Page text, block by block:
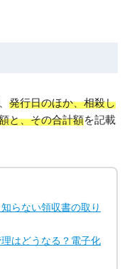
発行日のほか、相殺し
と、その合計額を記載
らない領収書の取り
はどうなる？電子化